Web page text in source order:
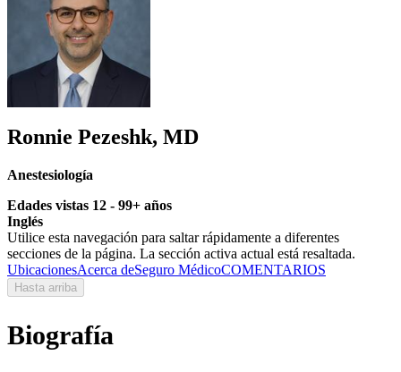
Ronnie Pezeshk, MD
Anestesiología
Edades vistas 12 - 99+ años
Inglés
Utilice esta navegación para saltar rápidamente a diferentes
secciones de la página. La sección activa actual está resaltada.
UbicacionesAcerca deSeguro MédicoCOMENTARIOS
Hasta arriba
Biografía